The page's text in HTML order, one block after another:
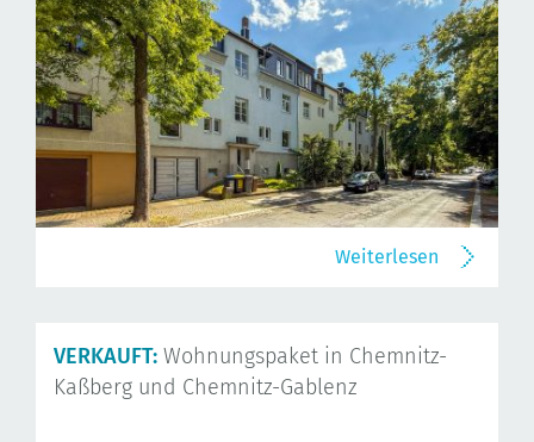
Weiterlesen
VERKAUFT: Wohnungspaket in Chemnitz-
Kaßberg und Chemnitz-Gablenz